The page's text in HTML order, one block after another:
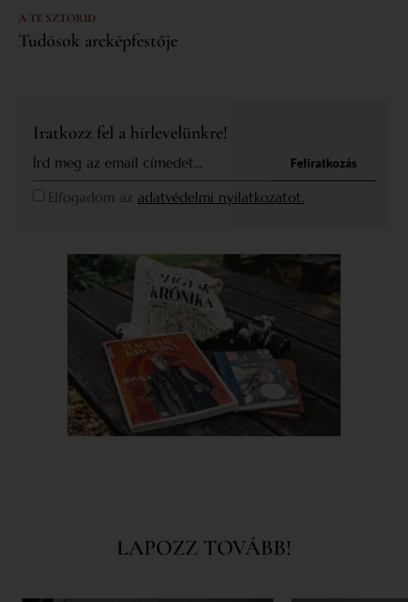
A TE SZTORID
Tudósok arcképfestője
Iratkozz fel a hírlevelünkre!
Elfogadom az adatvédelmi nyilatkozatot.
Feliratkozás
LAPOZZ TOVÁBB!